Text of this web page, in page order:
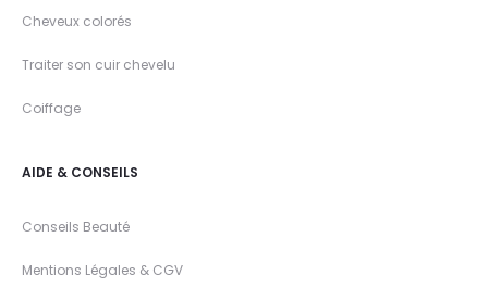
Cheveux colorés
Traiter son cuir chevelu
Coiffage
AIDE & CONSEILS
Conseils Beauté
Mentions Légales & CGV